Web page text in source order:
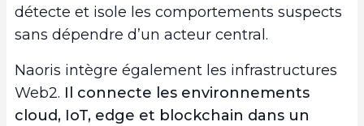
détecte et isole les comportements suspects
sans dépendre d’un acteur central.
Naoris intègre également les infrastructures
Web2. Il connecte les environnements
cloud, IoT, edge et blockchain dans un